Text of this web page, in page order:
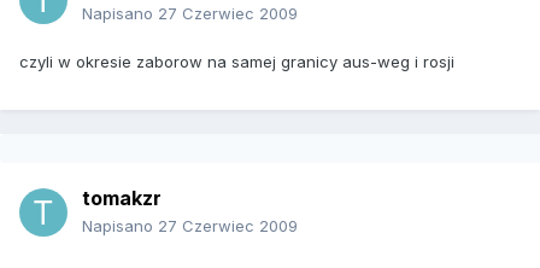
Napisano 27 Czerwiec 2009
czyli w okresie zaborow na samej granicy aus-weg i rosji
tomakzr
Napisano 27 Czerwiec 2009